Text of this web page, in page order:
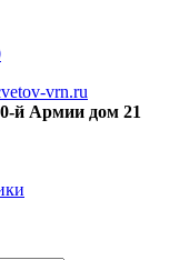
vrn.ru
й Армии дом 21